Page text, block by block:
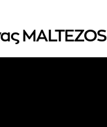
MALTEZOS